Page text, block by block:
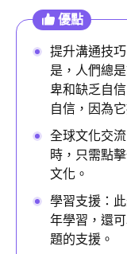
優點
提升溝通技
是，人們總
卑和缺乏自
自信，因為
全球文化交
時，只需點
文化。
學習支援：
年學習，還
題的支援。